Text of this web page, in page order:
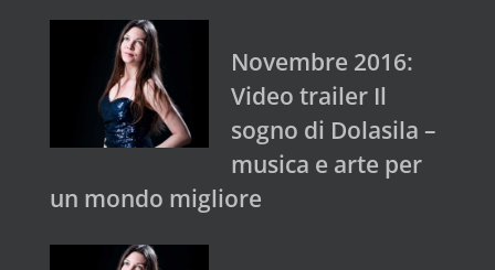
Novembre 2016:
Video trailer Il
sogno di Dolasila –
musica e arte per
un mondo migliore